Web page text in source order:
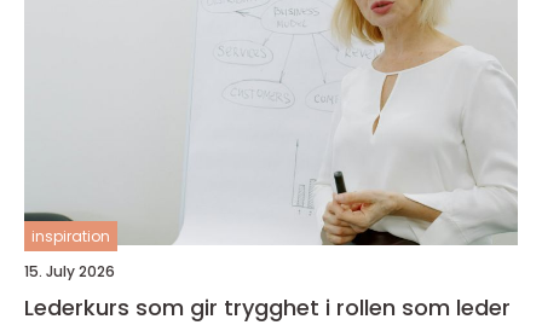
inspiration
15. July 2026
Lederkurs som gir trygghet i rollen som leder